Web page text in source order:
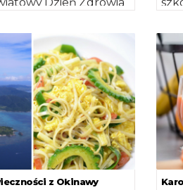
rządom,
przedsiębiorstwom
[…]
z Okinawy